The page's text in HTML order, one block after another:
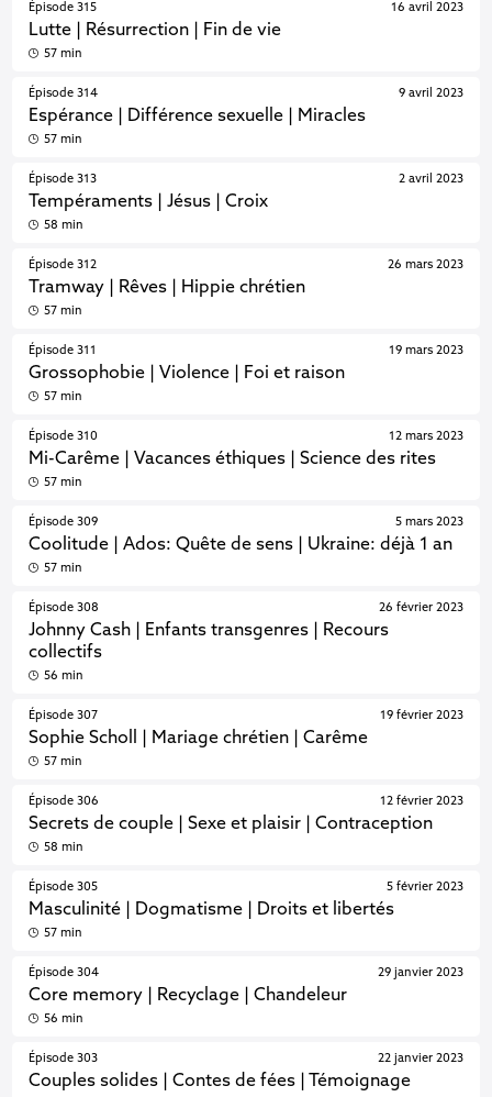
Épisode 315
Lutte | Résurrection | Fin de vie
16 avril 2023
57 min
Épisode 314
Espérance | Différence sexuelle | Miracles
9 avril 2023
57 min
Épisode 313
Tempéraments | Jésus | Croix
2 avril 2023
58 min
Épisode 312
Tramway | Rêves | Hippie chrétien
26 mars 2023
57 min
Épisode 311
Grossophobie | Violence | Foi et raison
19 mars 2023
57 min
Épisode 310
Mi-Carême | Vacances éthiques | Science des rites
12 mars 2023
57 min
Épisode 309
Coolitude | Ados: Quête de sens | Ukraine: déjà 1 an
5 mars 2023
57 min
Épisode 308
Johnny Cash | Enfants transgenres | Recours
collectifs
26 février 2023
56 min
Épisode 307
Sophie Scholl | Mariage chrétien | Carême
19 février 2023
57 min
Épisode 306
Secrets de couple | Sexe et plaisir | Contraception
12 février 2023
58 min
Épisode 305
Masculinité | Dogmatisme | Droits et libertés
5 février 2023
57 min
Épisode 304
Core memory | Recyclage | Chandeleur
29 janvier 2023
56 min
Épisode 303
Couples solides | Contes de fées | Témoignage
22 janvier 2023